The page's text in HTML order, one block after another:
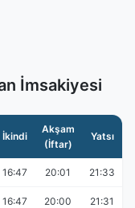
İmsakiyesi
İkindi
Akşam
(İftar)
Yatsı
16:47 20:01 21:33
16:47 20:00 21:31